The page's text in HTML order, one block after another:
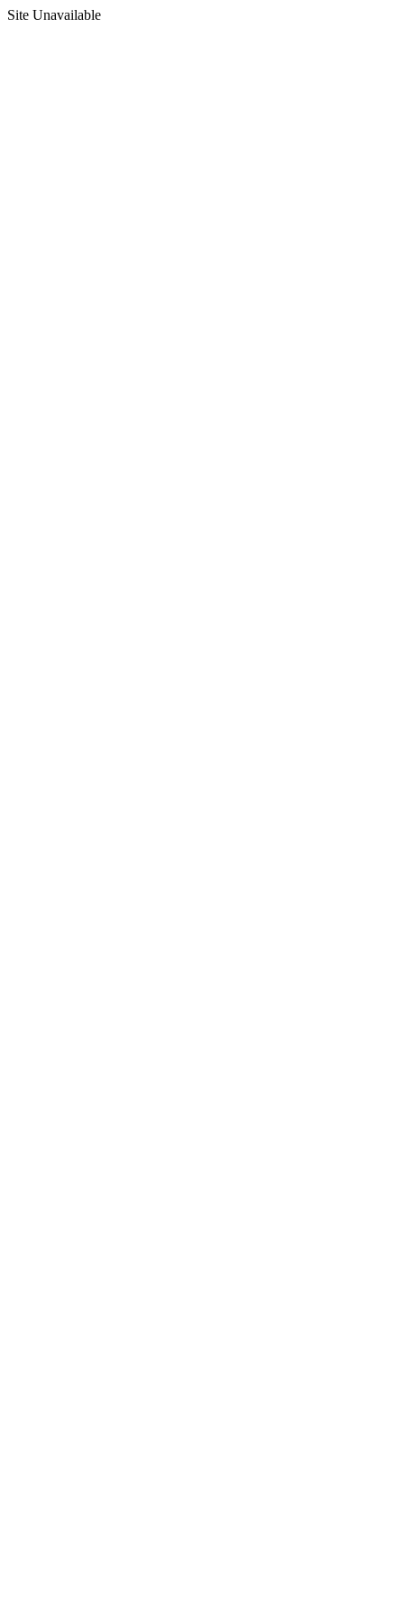
Site Unavailable